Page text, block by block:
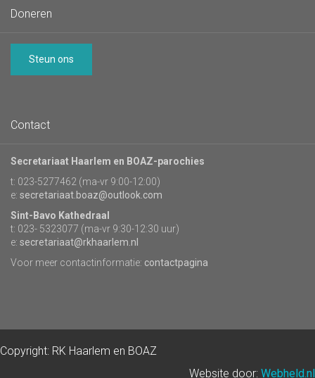
Doneren
Steun ons
Contact
Secretariaat Haarlem en BOAZ-parochies
t: 023-5277462 (ma-vr 9:00-12:00)
e: secretariaat.boaz@outlook.com
Sint-Bavo Kathedraal
t: 023- 5323077 (ma-vr 9:30-12:30 uur)
e: secretariaat@rkhaarlem.nl
Voor meer contactinformatie: contactpagina
Copyright: RK Haarlem en BOAZ
Website door: Webheld.nl